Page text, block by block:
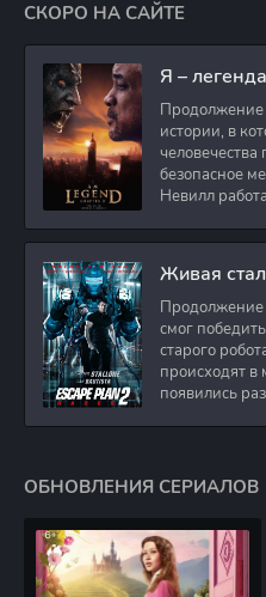
СКОРО НА САЙТЕ
Я –
Продолжение
истории, в
человечества
безопасное
Невилл
Живая
Продолжение
смог
старого
происходят
появились
ОБНОВЛЕНИЯ СЕРИАЛОВ